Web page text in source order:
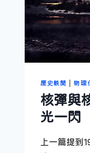
歷史軼聞 |物理
核彈與
光一閃
上一篇提到